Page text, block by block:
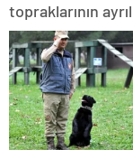
topraklarının